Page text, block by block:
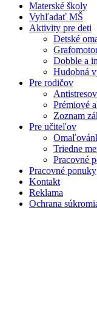
Materské školy
Vyhľadať MŠ
Aktivity pre deti
Detské
Dobble a
Hudobná
Pre rodičov
Prémiové
Zoznam
Pre učiteľov
Triedne
Pracovné
Pracovné ponuky
Kontakt
Reklama
Ochrana